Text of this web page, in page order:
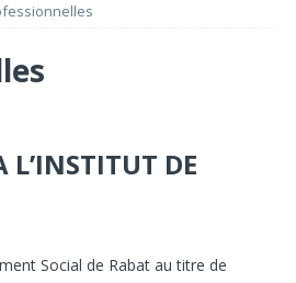
l’éducation et
CERSS
DE
Social de Rabat au titre de